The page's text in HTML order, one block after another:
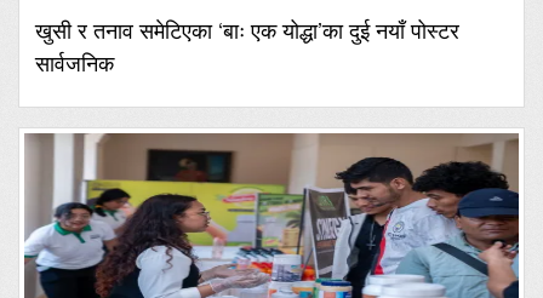
खुसी र तनाव समेटिएका ‘बाः एक योद्धा’का दुई नयाँ पोस्टर
सार्वजनिक